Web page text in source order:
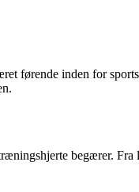
førende inden for
begærer.